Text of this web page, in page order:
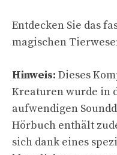
Entdecken Sie das
magischen
Hinweis: Dieses
Kreaturen wurde in
aufwendigen
Hörbuch enthält
sich dank eines